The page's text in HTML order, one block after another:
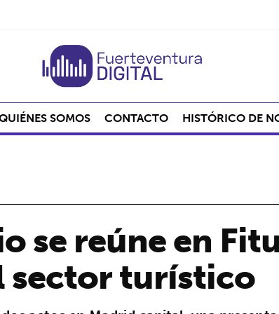
SOMOS CONTACTO HISTÓRICO DE
se reúne en
sector turístico